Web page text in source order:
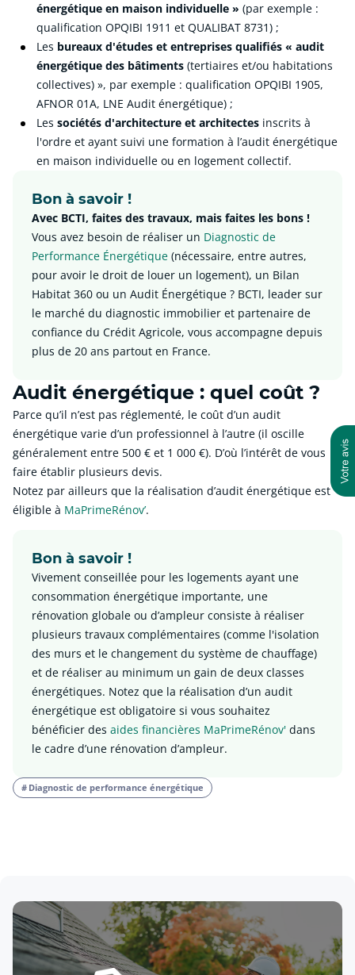
énergétique en maison individuelle » (par exemple :
qualification OPQIBI 1911 et QUALIBAT 8731) ;
Les bureaux d'études et entreprises qualifiés « audit
énergétique des bâtiments (tertiaires et/ou habitations
collectives) », par exemple : qualification OPQIBI 1905,
AFNOR 01A, LNE Audit énergétique) ;
Les sociétés d'architecture et architectes inscrits à
l'ordre et ayant suivi une formation à l’audit énergétique
en maison individuelle ou en logement collectif.
Bon à savoir !
Avec BCTI, faites des travaux, mais faites les bons !
Vous avez besoin de réaliser un Diagnostic de
Performance Énergétique (nécessaire, entre autres,
pour avoir le droit de louer un logement), un Bilan
Habitat 360 ou un Audit Énergétique ? BCTI, leader sur
le marché du diagnostic immobilier et partenaire de
confiance du Crédit Agricole, vous accompagne depuis
plus de 20 ans partout en France.
Audit énergétique : quel coût ?
Parce qu’il n’est pas réglementé, le coût d’un audit
énergétique varie d’un professionnel à l’autre (il oscille
généralement entre 500 € et 1 000 €). D’où l’intérêt de vous
faire établir plusieurs devis.
Notez par ailleurs que la réalisation d’audit énergétique est
éligible à MaPrimeRénov’.
Bon à savoir !
Vivement conseillée pour les logements ayant une
consommation énergétique importante, une
rénovation globale ou d’ampleur consiste à réaliser
plusieurs travaux complémentaires (comme l'isolation
des murs et le changement du système de chauffage)
et de réaliser au minimum un gain de deux classes
énergétiques. Notez que la réalisation d’un audit
énergétique est obligatoire si vous souhaitez
bénéficier des aides financières MaPrimeRénov' dans
le cadre d’une rénovation d’ampleur.
Diagnostic de performance énergétique